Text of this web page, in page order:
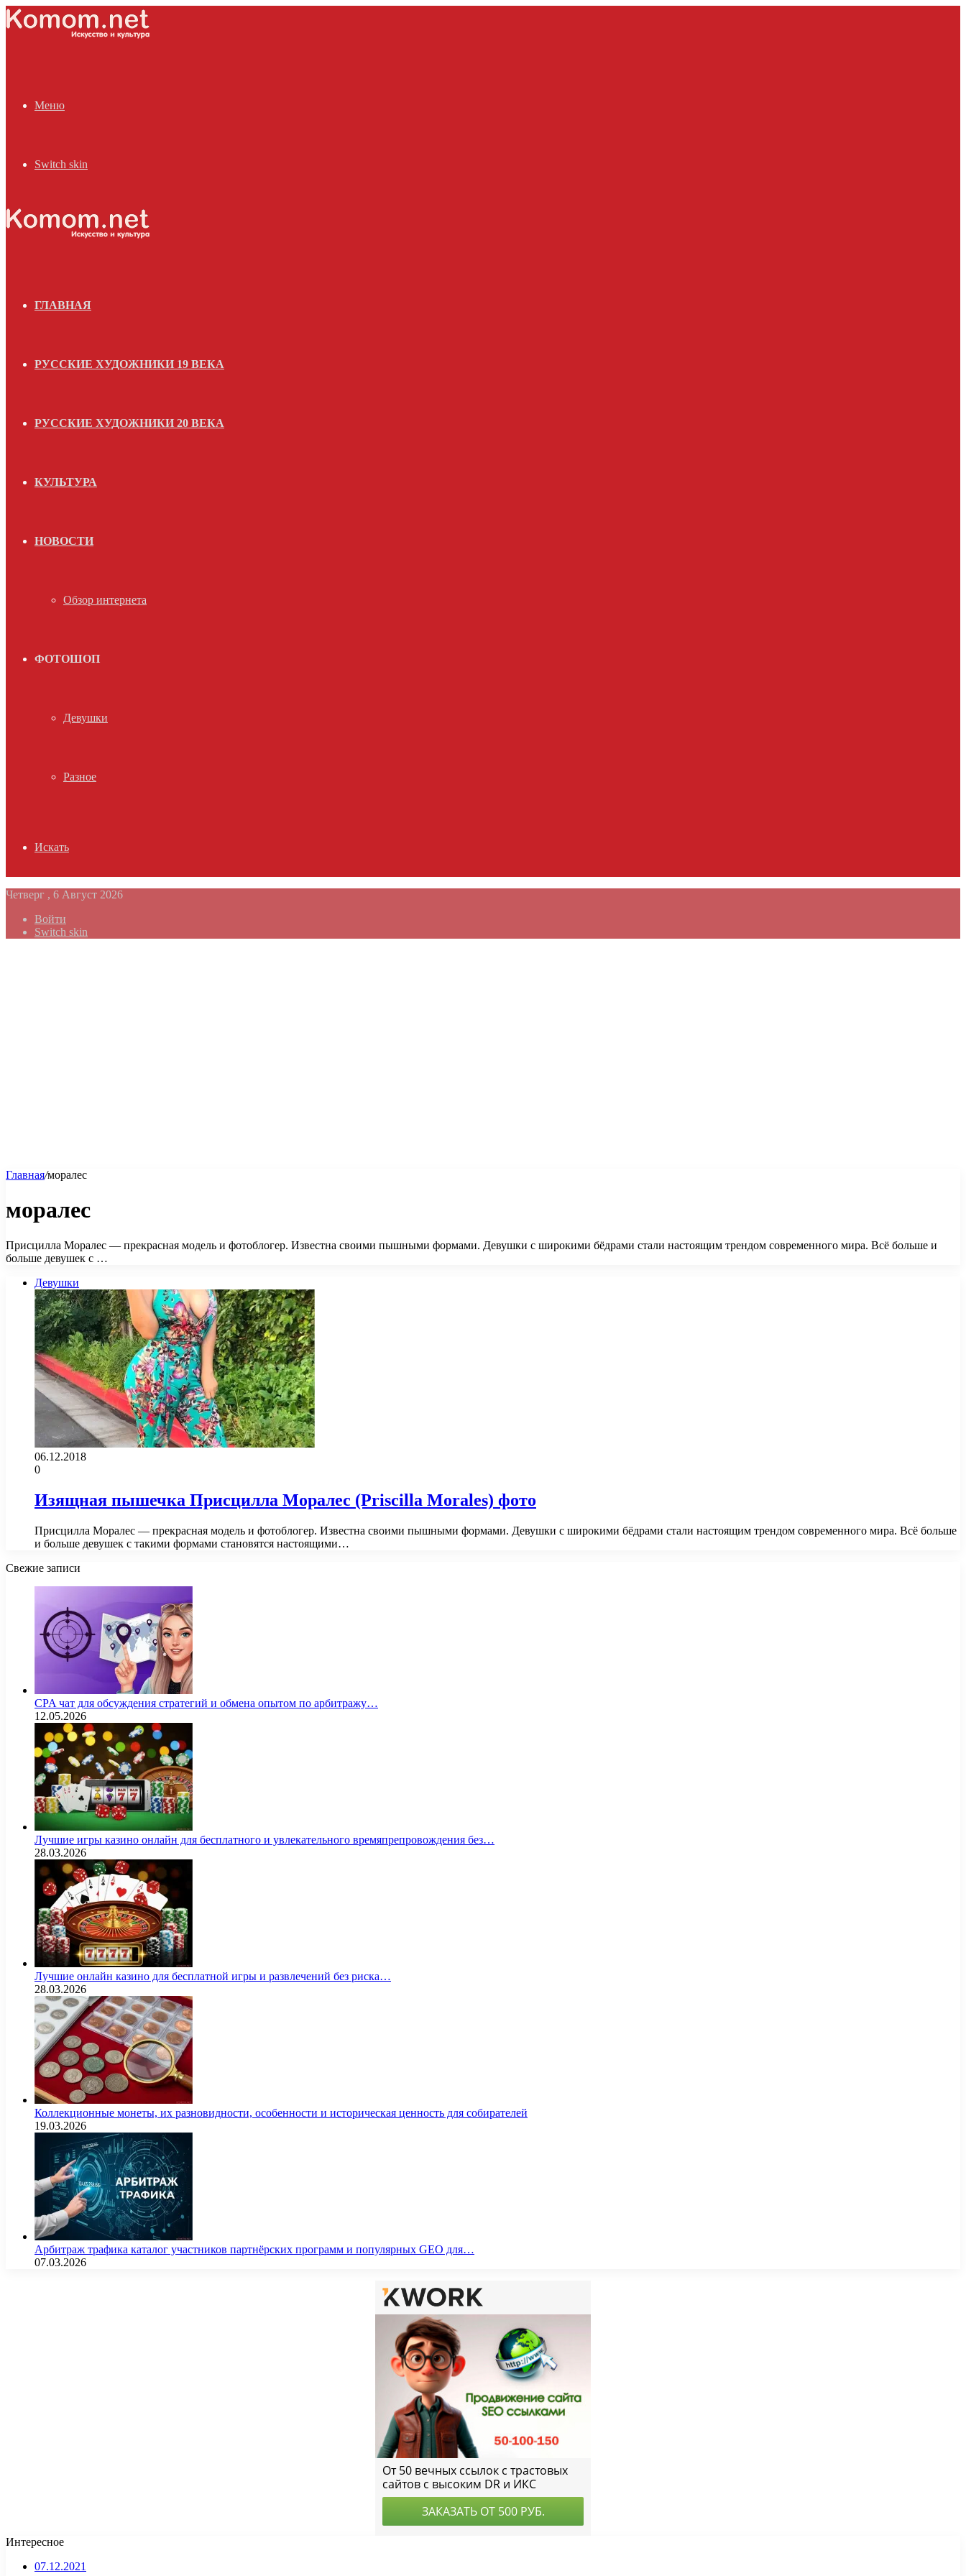
Меню
Switch skin
ГЛАВНАЯ
РУССКИЕ ХУДОЖНИКИ 19 ВЕКА
РУССКИЕ ХУДОЖНИКИ 20 ВЕКА
КУЛЬТУРА
НОВОСТИ
Обзор интернета
ФОТОШОП
Девушки
Разное
Искать
Четверг , 6 Август 2026
Войти
Switch skin
Главная/моралес
моралес
Присцилла Моралес — прекрасная модель и фотоблогер. Известна своими пышными формами. Девушки с широкими бёдрами стали настоящим трендом современного мира. Всё больше и
больше девушек с …
Девушки
06.12.2018
0
Изящная пышечка Присцилла Моралес (Priscilla Morales) фото
Присцилла Моралес — прекрасная модель и фотоблогер. Известна своими пышными формами. Девушки с широкими бёдрами стали настоящим трендом современного мира. Всё больше
и больше девушек с такими формами становятся настоящими…
Свежие записи
CPA чат для обсуждения стратегий и обмена опытом по арбитражу…
12.05.2026
Лучшие игры казино онлайн для бесплатного и увлекательного времяпрепровождения без…
28.03.2026
Лучшие онлайн казино для бесплатной игры и развлечений без риска…
28.03.2026
Коллекционные монеты, их разновидности, особенности и историческая ценность для собирателей
19.03.2026
Арбитраж трафика каталог участников партнёрских программ и популярных GEO для…
07.03.2026
Интересное
07.12.2021